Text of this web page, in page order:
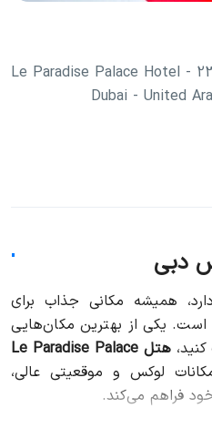
Le Paradise Palace Hotel -
Dubai - United
دبی
همیشه مکانی جذاب برای
است. یکی از بهترین مکان‌هایی
هتل Le Paradise Palace
لوکس و موقعیتی عالی،
فراهم می‌کند.